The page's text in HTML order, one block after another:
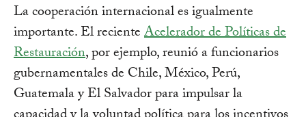
La cooperación internacional es igualmente
importante. El recienteAcelerador de Políticas de
Restauración, por ejemplo, reunió a funcionarios
gubernamentales de Chile, México, Perú,
Guatemala y El Salvador para impulsar la